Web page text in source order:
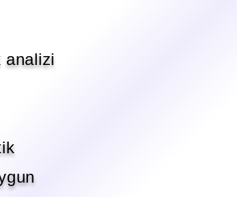
analizi